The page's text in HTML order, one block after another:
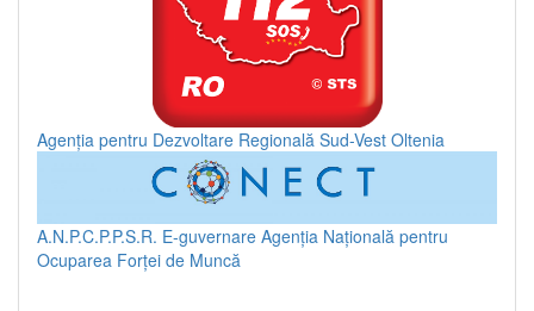
Agenția pentru Dezvoltare Regională Sud-Vest Oltenia
A.N.P.C.P.P.S.R. E-guvernare Agenția Națională pentru
Ocuparea Forței de Muncă